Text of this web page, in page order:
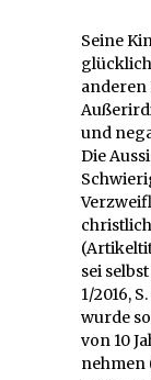
Seine
anderen
und
Die
sei
1/2016,
wurde
von 10
nehmen